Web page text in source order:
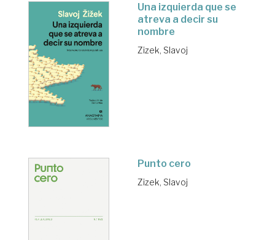
Una izquierda que se
atreva a decir su
nombre
Zizek, Slavoj
Punto cero
Zizek, Slavoj